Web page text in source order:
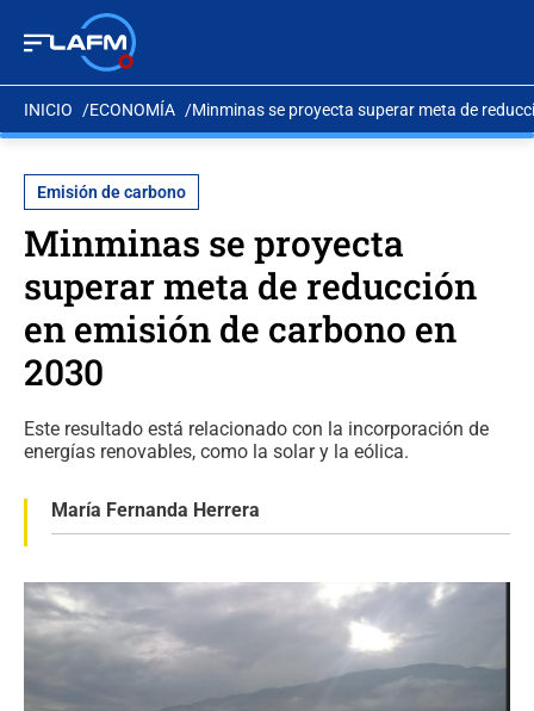
INICIO ECONOMÍA Minminas se proyecta superar meta de
Emisión de carbono
Minminas se proyecta
superar meta de reducción
en emisión de carbono en
2030
Este resultado está relacionado con la incorporación de
energías renovables, como la solar y la eólica.
María Fernanda Herrera